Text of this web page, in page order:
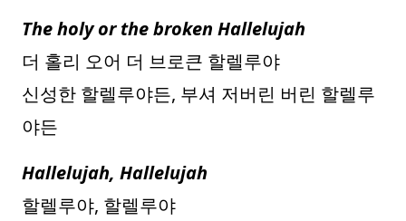
The holy or the broken Hallelujah
더 홀리 오어 더 브로큰 할렐루야
신성한 할렐루야든, 부셔 저버린 버린 할렐루
야든
Hallelujah, Hallelujah
할렐루야, 할렐루야